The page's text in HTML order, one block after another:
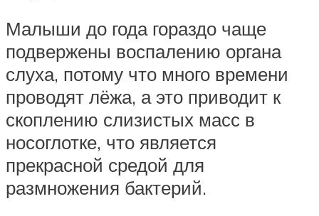
Малыши до года гораздо чаще
подвержены воспалению органа
слуха, потому что много времени
проводят лёжа, а это приводит к
скоплению слизистых масс в
носоглотке, что является
прекрасной средой для
размножения бактерий.